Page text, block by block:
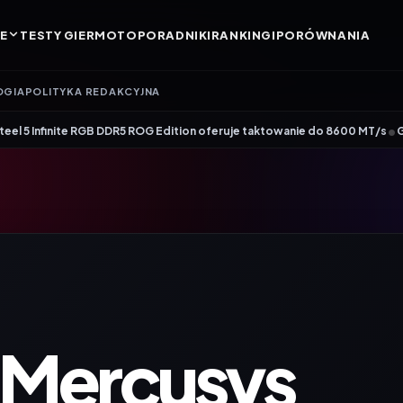
TESTY GIERMOTOPORADNIKIRANKINGIPORÓWNANIA
POLITYKA REDAKCYJNA
DDR5 ROG Edition oferuje taktowanie do 8600 MT/s•Genesis Zircon